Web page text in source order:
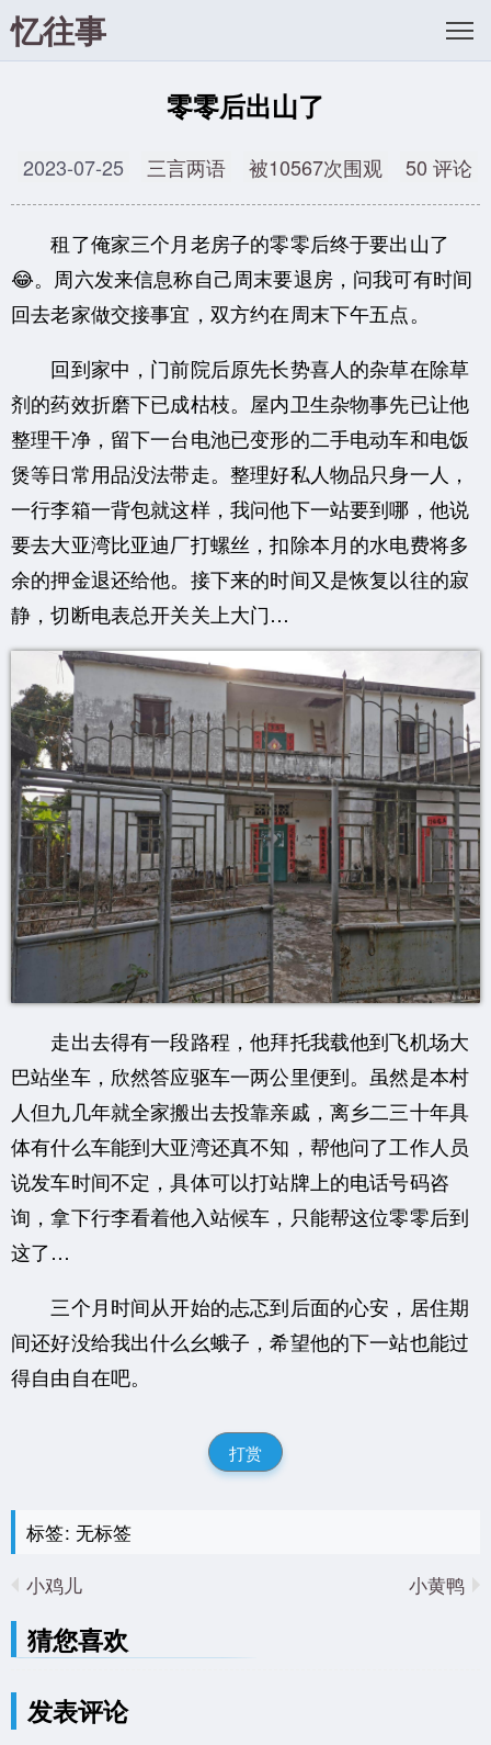
忆往事
零零后出山了
2023-07-25 三言两语 被10567次围观 50 评论
租了俺家三个月老房子的零零后终于要出山了
😂。周六发来信息称自己周末要退房，问我可有时间
回去老家做交接事宜，双方约在周末下午五点。
回到家中，门前院后原先长势喜人的杂草在除草
剂的药效折磨下已成枯枝。屋内卫生杂物事先已让他
整理干净，留下一台电池已变形的二手电动车和电饭
煲等日常用品没法带走。整理好私人物品只身一人，
一行李箱一背包就这样，我问他下一站要到哪，他说
要去大亚湾比亚迪厂打螺丝，扣除本月的水电费将多
余的押金退还给他。接下来的时间又是恢复以往的寂
静，切断电表总开关关上大门…
走出去得有一段路程，他拜托我载他到飞机场大
巴站坐车，欣然答应驱车一两公里便到。虽然是本村
人但九几年就全家搬出去投靠亲戚，离乡二三十年具
体有什么车能到大亚湾还真不知，帮他问了工作人员
说发车时间不定，具体可以打站牌上的电话号码咨
询，拿下行李看着他入站候车，只能帮这位零零后到
这了…
三个月时间从开始的忐忑到后面的心安，居住期
间还好没给我出什么幺蛾子，希望他的下一站也能过
得自由自在吧。
打赏
标签: 无标签
小鸡儿
小黄鸭
猜您喜欢
发表评论